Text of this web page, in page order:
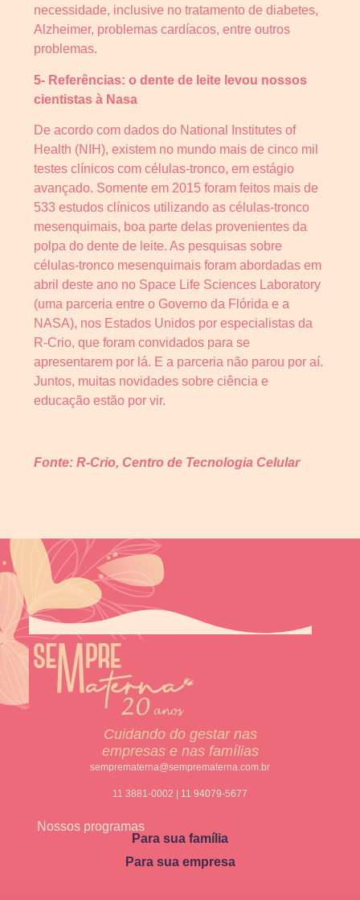
necessidade, inclusive no tratamento de diabetes,
Alzheimer, problemas cardíacos, entre outros
problemas.
5- Referências: o dente de leite levou nossos
cientistas à Nasa
De acordo com dados do National Institutes of
Health (NIH), existem no mundo mais de cinco mil
testes clínicos com células-tronco, em estágio
avançado. Somente em 2015 foram feitos mais de
533 estudos clínicos utilizando as células-tronco
mesenquimais, boa parte delas provenientes da
polpa do dente de leite. As pesquisas sobre
células-tronco mesenquimais foram abordadas em
abril deste ano no Space Life Sciences Laboratory
(uma parceria entre o Governo da Flórida e a
NASA), nos Estados Unidos por especialistas da
R-Crio, que foram convidados para se
apresentarem por lá. E a parceria não parou por aí.
Juntos, muitas novidades sobre ciência e
educação estão por vir.
Fonte: R-Crio, Centro de Tecnologia Celular
Cuidando do gestar nas
empresas e nas famílias
semprematerna@semprematerna.com.br
11 3881-0002 | 11 94079-5677
Nossos programas
Para sua família
Para sua empresa